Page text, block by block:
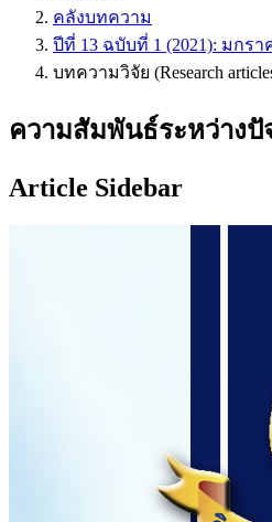
คลังบทความ
ปีที่ 13 ฉบับที่ 1 (2021): มกร
บทความวิจัย (Research
ความสัมพันธ์ระหว่าง
Article Sidebar